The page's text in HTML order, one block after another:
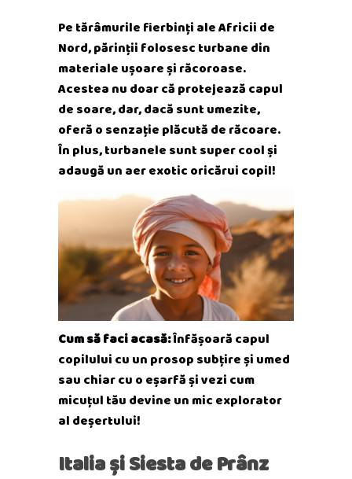
Pe tărâmurile fierbinți ale Africii de
Nord, părinții folosesc turbane din
materiale ușoare și răcoroase.
Acestea nu doar că protejează capul
de soare, dar, dacă sunt umezite,
oferă o senzație plăcută de răcoare.
În plus, turbanele sunt super cool și
adaugă un aer exotic oricărui copil!
Cum să faci acasă:Înfășoară capul
copilului cu un prosop subțire și umed
sau chiar cu o eșarfă și vezi cum
micuțul tău devine un mic explorator
al deșertului!
Italia și Siesta de Prânz